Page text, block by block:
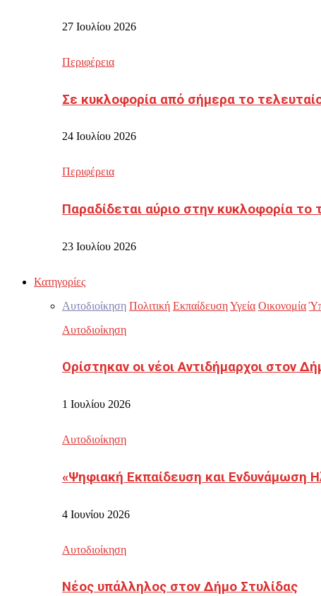
27 Ιουλίου 2026
Περιφέρεια
Σε κυκλοφορία από σήμερα το
24 Ιουλίου 2026
Περιφέρεια
Παραδίδεται αύριο στην κυκλοφορία το
23 Ιουλίου 2026
Κατηγορίες
Αυτοδιοίκηση Πολιτική ΕκπαίδευσηΥγεία Οικονομία
Αυτοδιοίκηση
Ορίστηκαν οι νέοι Αντιδήμαρχοι στον
1 Ιουλίου 2026
Αυτοδιοίκηση
«Ψηφιακή Εκπαίδευση και Ενδυνάμωση
4 Ιουνίου 2026
Αυτοδιοίκηση
Νέος υπάλληλος στον Δήμο Στυλίδας